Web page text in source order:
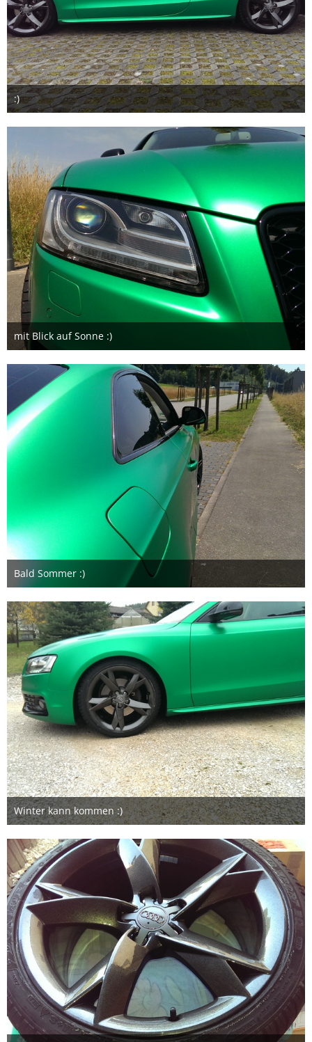
:)
23. März 2016
mit Blick auf Sonne :)
7. März 2016
Bald Sommer :)
7. März 2016
Winter kann kommen :)
20. Januar 2016